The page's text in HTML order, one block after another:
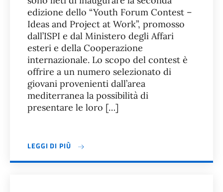
edizione dello “Youth Forum Contest –
Ideas and Project at Work”, promosso
dall’ISPI e dal Ministero degli Affari
esteri e della Cooperazione
internazionale. Lo scopo del contest è
offrire a un numero selezionato di
giovani provenienti dall’area
mediterranea la possibilità di
presentare le loro […]
LEGGI DI PIÙ